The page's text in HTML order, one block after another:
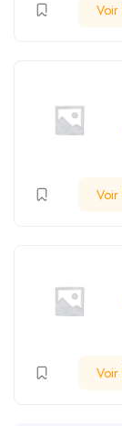
Voir
Voir
Voir